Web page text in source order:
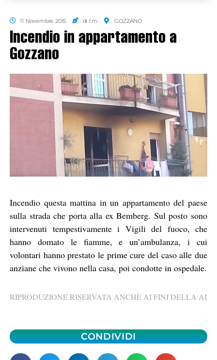
11 Novembre 2015 di l.m. GOZZANO
Incendio in appartamento a
Gozzano
Incendio questa mattina in un appartamento del paese
sulla strada che porta alla ex Bemberg. Sul posto sono
intervenuti tempestivamente i Vigili del fuoco, che
hanno domato le fiamme, e un’ambulanza, i cui
volontari hanno prestato le prime cure del caso alle due
anziane che vivono nella casa, poi condotte in ospedale.
RIPRODUZIONE RISERVATA ANCHE AI FINI DELLA AI
CONDIVIDI